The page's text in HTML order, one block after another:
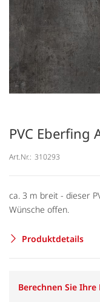
PVC Eberfing
Art.Nr.: 310293
ca. 3 m breit - dieser
Wünsche offen.
Produktdetails
Berechnen Sie Ihre